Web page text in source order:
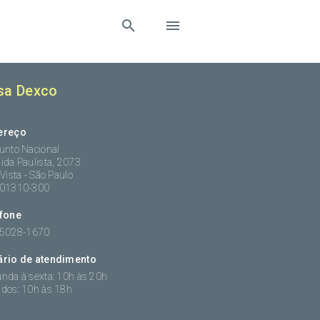
Dexco
Nacional
Paulista, 2073
- São Paulo
300
1670
de atendimento
à sexta: 10h às 20h
10h às 18h